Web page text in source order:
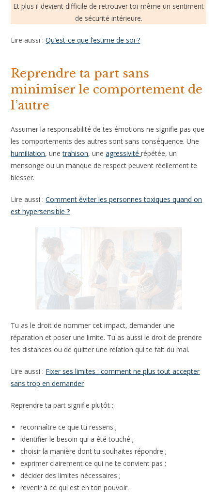
Et plus il devient difficile de retrouver toi-même un sentiment
de sécurité intérieure.
Lire aussi :Qu’est-ce que l’estime de soi ?
Reprendre ta part sans
minimiser le comportement de
l’autre
Assumer la responsabilité de tes émotions ne signifie pas que
les comportements des autres sont sans conséquence. Une
humiliation, unetrahison, uneagressivitérépétée, un
mensonge ou un manque de respect peuvent réellement te
blesser.
Lire aussi :Comment éviter les personnes toxiques quand on
est hypersensible ?
Tu as le droit de nommer cet impact, demander une
réparation et poser une limite. Tu as aussi le droit de prendre
tes distances ou de quitter une relation qui te fait du mal.
Lire aussi : Fixer ses limites : comment ne plus tout accepter
sans trop en demander
Reprendre ta part signifie plutôt :
reconnaître ce que tu ressens ;
identifier le besoin qui a été touché ;
choisir la manière dont tu souhaites répondre ;
exprimer clairement ce qui ne te convient pas ;
décider des limites nécessaires ;
revenir à ce qui est en ton pouvoir.